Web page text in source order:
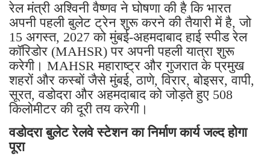
रेल मंत्री अश्विनी वैष्णव ने घोषणा की है कि भारत
अपनी पहली बुलेट ट्रेन शुरू करने की तैयारी में है, जो
15 अगस्त, 2027 को मुंबई-अहमदाबाद हाई स्पीड रेल
कॉरिडोर (MAHSR) पर अपनी पहली यात्रा शुरू
करेगी। MAHSR महाराष्ट्र और गुजरात के प्रमुख
शहरों और कस्बों जैसे मुंबई, ठाणे, विरार, बोइसर, वापी,
सूरत, वडोदरा और अहमदाबाद को जोड़ते हुए 508
किलोमीटर की दूरी तय करेगी।
वडोदरा बुलेट रेलवे स्टेशन का निर्माण कार्य जल्द होगा
पूरा